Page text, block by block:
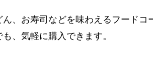
、お寿司などを味わえるフードコ
、気軽に購入できます。